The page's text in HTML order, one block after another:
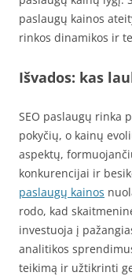
paslaugų kainos
rinkos dinamikos ir
Išvados: kas
SEO paslaugų rinka
pokyčių, o kainų
aspektų,
konkurencijai ir
paslaugų kainos
rodo, kad
investuoja į
analitikos
teikimą ir užtikrinti